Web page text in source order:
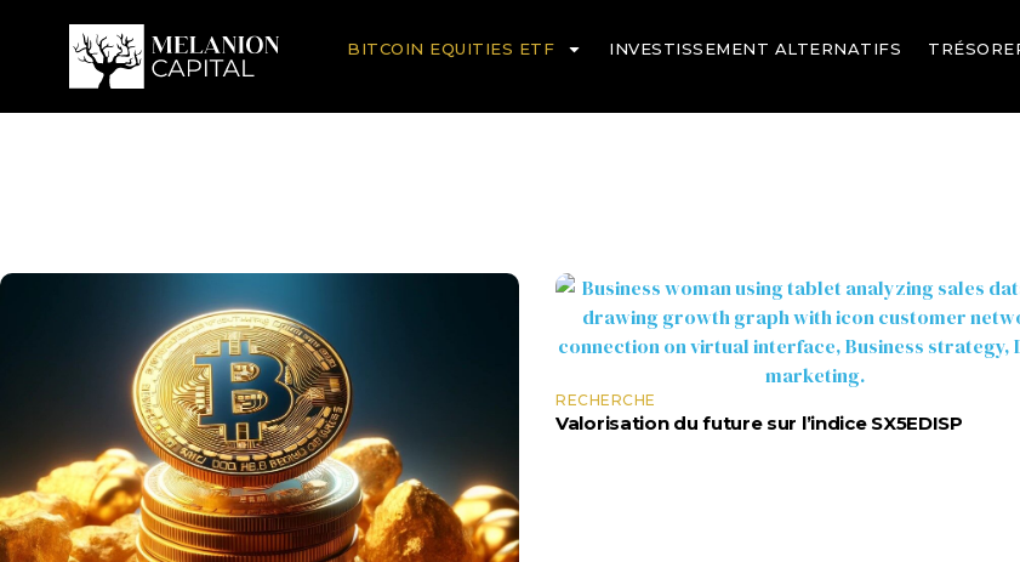
BITCOIN EQUITIES ETF INVESTISSEMENT ALTERNATIFS
RECHERCHE
Valorisation du future sur l’indice SX5EDISP